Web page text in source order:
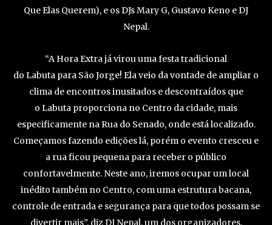
Que Elas Querem), e os DJs Mary G, Gustavo Keno e DJ
Nepal.
“A Hora Extra já virou uma festa tradicional
do Labuta para São Jorge! Ela veio da vontade de ampliar o
clima de encontros inusitados e descontraídos que
o Labuta proporciona no Centro da cidade, mais
especificamente na Rua do Senado, onde está localizado.
Começamos fazendo edições lá, porém o evento cresceu e
a rua ficou pequena para receber o público
confortavelmente. Neste ano, iremos ocupar um local
inédito também no Centro, com uma estrutura bacana,
controle de entrada e segurança para que todos possam se
divertir mais”, diz DJ Nepal, um dos organizadores.